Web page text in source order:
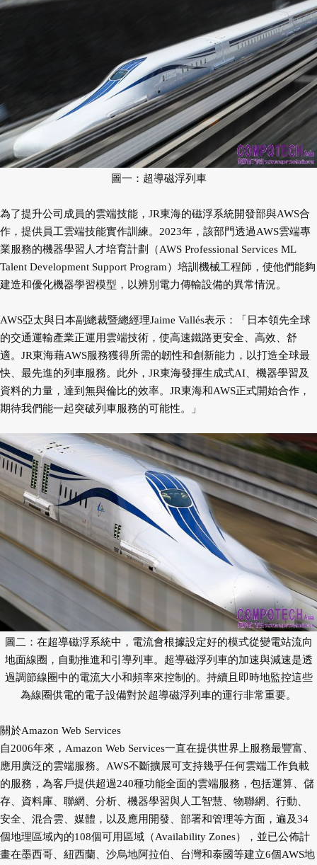
圖一：超導磁浮列車
為了提升公司成員的雲端技能，JR東海的磁浮系統開發部與AWS合
作，提供員工雲端技能實作訓練。2023年，該部門透過AWS雲端專
業服務的機器學習人才培育計劃（AWS Professional Services ML
Talent Development Support Program）培訓機械工程師，使他們能夠
建造和優化機器學習模型，以辨別電力傳輸設備的異常情況。
AWS亞太與日本副總裁暨總經理Jaime Vallés表示：「日本領先全球
的交通運輸產業正運用雲端技術，使高速鐵路更安全、高效、舒
適。JR東海藉AWS服務獲得所需的韌性和創新能力，以打造全球最
快、最先進的列車服務。此外，JR東海發揮生成式AI、機器學習及
資料的力量，達到無與倫比的效率。JR東海和AWS正式開始合作，
期待我們能一起突破列車服務的可能性。」
圖二：在超導磁浮系統中，電流會根據設定好的模式從變電站流向
地面線圈，自動推進和引導列車。超導磁浮列車的加速與減速是透
過調節線圈中的電流大小和頻率來控制的。持續且即時地監控這些
為線圈供電的電子設備對於超導磁浮列車的運行非常重要。
關於Amazon Web Services
自2006年來，Amazon Web Services一直在提供世界上服務最豐富、
應用廣泛的雲端服務。AWS不斷擴展可支持幾乎任何雲端工作負載
的服務，為客戶提供超過240種功能全面的雲端服務，包括運算、儲
存、資料庫、聯網、分析、機器學習與人工智慧、物聯網、行動、
安全、混合雲、媒體，以及應用開發、部署和管理等方面，遍及34
個地理區域內的108個可用區域（Availability Zones），並已公佈計
畫在墨西哥、紐西蘭、沙烏地阿拉伯、台灣和泰國等建立6個AWS地